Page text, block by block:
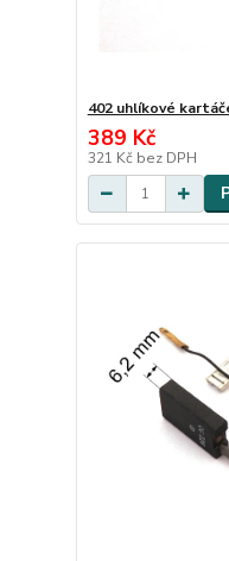
402 uhlíkové
389 Kč
321 Kč bez DPH